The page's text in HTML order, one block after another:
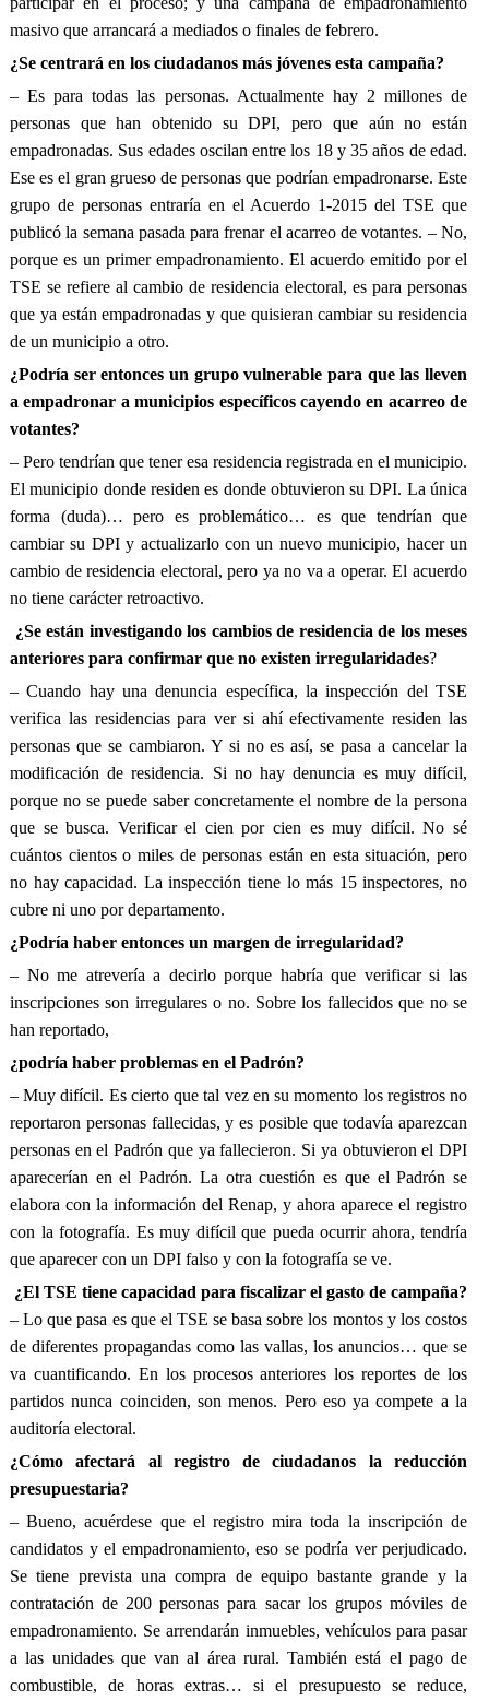
masivo que arrancará a mediados o finales de febrero.
¿Se centrará en los ciudadanos más jóvenes esta campaña?
– Es para todas las personas. Actualmente hay 2 millones de
personas que han obtenido su DPI, pero que aún no están
empadronadas. Sus edades oscilan entre los 18 y 35 años de edad.
Ese es el gran grueso de personas que podrían empadronarse. Este
grupo de personas entraría en el Acuerdo 1-2015 del TSE que
publicó la semana pasada para frenar el acarreo de votantes. – No,
porque es un primer empadronamiento. El acuerdo emitido por el
TSE se refiere al cambio de residencia electoral, es para personas
que ya están empadronadas y que quisieran cambiar su residencia
de un municipio a otro.
¿Podría ser entonces un grupo vulnerable para que las lleven
a empadronar a municipios específicos cayendo en acarreo de
votantes?
– Pero tendrían que tener esa residencia registrada en el municipio.
El municipio donde residen es donde obtuvieron su DPI. La única
forma (duda)… pero es problemático… es que tendrían que
cambiar su DPI y actualizarlo con un nuevo municipio, hacer un
cambio de residencia electoral, pero ya no va a operar. El acuerdo
no tiene carácter retroactivo.
¿Se están investigando los cambios de residencia de los meses
anteriores para confirmar que no existen irregularidades?
– Cuando hay una denuncia específica, la inspección del TSE
verifica las residencias para ver si ahí efectivamente residen las
personas que se cambiaron. Y si no es así, se pasa a cancelar la
modificación de residencia. Si no hay denuncia es muy difícil,
porque no se puede saber concretamente el nombre de la persona
que se busca. Verificar el cien por cien es muy difícil. No sé
cuántos cientos o miles de personas están en esta situación, pero
no hay capacidad. La inspección tiene lo más 15 inspectores, no
cubre ni uno por departamento.
¿Podría haber entonces un margen de irregularidad?
– No me atrevería a decirlo porque habría que verificar si las
inscripciones son irregulares o no. Sobre los fallecidos que no se
han reportado,
¿podría haber problemas en el Padrón?
– Muy difícil. Es cierto que tal vez en su momento los registros no
reportaron personas fallecidas, y es posible que todavía aparezcan
personas en el Padrón que ya fallecieron. Si ya obtuvieron el DPI
aparecerían en el Padrón. La otra cuestión es que el Padrón se
elabora con la información del Renap, y ahora aparece el registro
con la fotografía. Es muy difícil que pueda ocurrir ahora, tendría
que aparecer con un DPI falso y con la fotografía se ve.
¿El TSE tiene capacidad para fiscalizar el gasto de campaña?
– Lo que pasa es que el TSE se basa sobre los montos y los costos
de diferentes propagandas como las vallas, los anuncios… que se
va cuantificando. En los procesos anteriores los reportes de los
partidos nunca coinciden, son menos. Pero eso ya compete a la
auditoría electoral.
¿Cómo afectará al registro de ciudadanos la reducción
presupuestaria?
– Bueno, acuérdese que el registro mira toda la inscripción de
candidatos y el empadronamiento, eso se podría ver perjudicado.
Se tiene prevista una compra de equipo bastante grande y la
contratación de 200 personas para sacar los grupos móviles de
empadronamiento. Se arrendarán inmuebles, vehículos para pasar
a las unidades que van al área rural. También está el pago de
combustible, de horas extras… si el presupuesto se reduce,